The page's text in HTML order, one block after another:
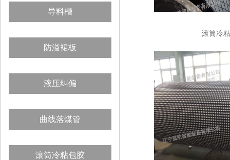
导料槽
防溢裙板
液压纠偏
曲线落煤管
滚筒冷粘包胶
滚筒冷